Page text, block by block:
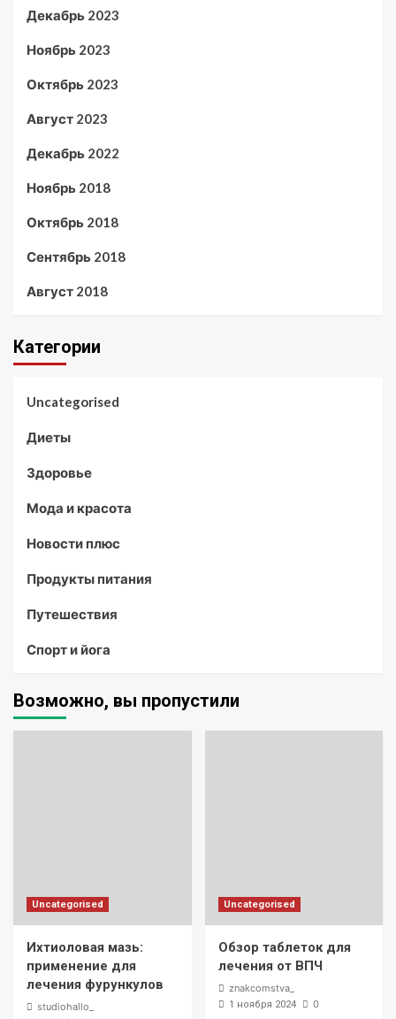
Декабрь 2023
Ноябрь 2023
Октябрь 2023
Август 2023
Декабрь 2022
Ноябрь 2018
Октябрь 2018
Сентябрь 2018
Август 2018
Категории
Uncategorised
Диеты
Здоровье
Мода и красота
Новости плюс
Продукты питания
Путешествия
Спорт и йога
Возможно, вы пропустили
Uncategorised
Ихтиоловая мазь:
применение для
лечения фурункулов
studiohallo_
Uncategorised
Обзор таблеток для
лечения от ВПЧ
znakcomstva_
1 ноября 2024 0